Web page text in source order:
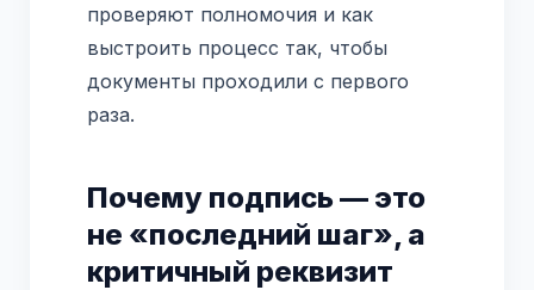
проверяют полномочия и как
выстроить процесс так, чтобы
документы проходили с первого
раза.
Почему подпись — это
не «последний шаг», а
критичный реквизит